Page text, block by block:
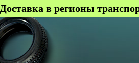
Доставка в регионы